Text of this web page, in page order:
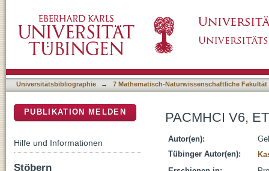
Universitätsbibliographie → 7 Mathematisch-Naturwissenschaftliche Fakultät
PACMHCI V6,
Autor(en):
Tübinger Autor(en):
PUBLIKATION MELDEN
Hilfe und Informationen
Stöbern